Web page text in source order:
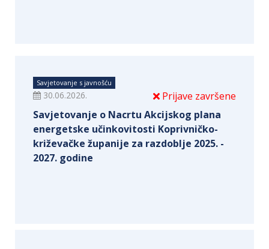
Savjetovanje s javnošću
Prijave završene
30.06.2026.
Savjetovanje o Nacrtu Akcijskog plana
energetske učinkovitosti Koprivničko-
križevačke županije za razdoblje 2025. -
2027. godine